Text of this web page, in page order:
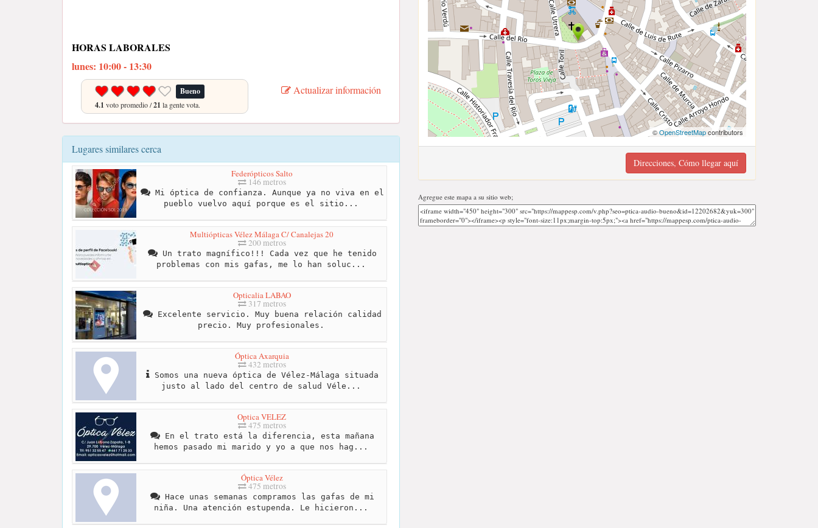
HORAS LABORALES
lunes: 10:00 - 13:30
Bueno
4.1 voto promedio /21 la gente vota.
Actualizar información
Lugares similares cerca
Federópticos Salto
146 metros
Mi óptica de confianza. Aunque ya no viva en el
pueblo vuelvo aquí porque es el sitio...
Multiópticas Vélez Málaga C/ Canalejas 20
200 metros
Un trato magnífico!!! Cada vez que he tenido
problemas con mis gafas, me lo han soluc...
Opticalia LABAO
317 metros
Excelente servicio. Muy buena relación calidad
precio. Muy profesionales.
Óptica Axarquia
432 metros
Somos una nueva óptica de Vélez-Málaga situada
justo al lado del centro de salud Véle...
Optica VELEZ
475 metros
En el trato está la diferencia, esta mañana
hemos pasado mi marido y yo a que nos hag...
Óptica Vélez
475 metros
Hace unas semanas compramos las gafas de mi
niña. Una atención estupenda. Le hicieron...
©OpenStreetMapcontributors
Direcciones, Cómo llegar aquí
Agregue este mapa a su sitio web;